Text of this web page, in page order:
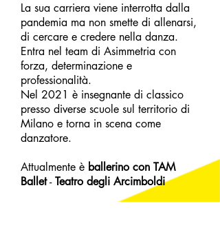
La sua carriera viene interrotta dalla
pandemia ma non smette di allenarsi,
di cercare e credere nella danza.
Entra nel team di Asimmetria con
forza, determinazione e
professionalità.
Nel 2021 è insegnante di classico
presso diverse scuole sul territorio di
Milano e torna in scena come
danzatore.
Attualmente è ballerino con TAM
Ballet-Teatro degli Arcimboldi